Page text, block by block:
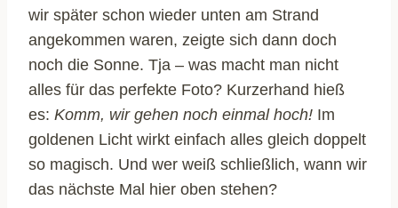
wir später schon wieder unten am Strand
angekommen waren, zeigte sich dann doch
noch die Sonne. Tja – was macht man nicht
alles für das perfekte Foto? Kurzerhand hieß
es: Komm, wir gehen noch einmal hoch! Im
goldenen Licht wirkt einfach alles gleich doppelt
so magisch. Und wer weiß schließlich, wann wir
das nächste Mal hier oben stehen?